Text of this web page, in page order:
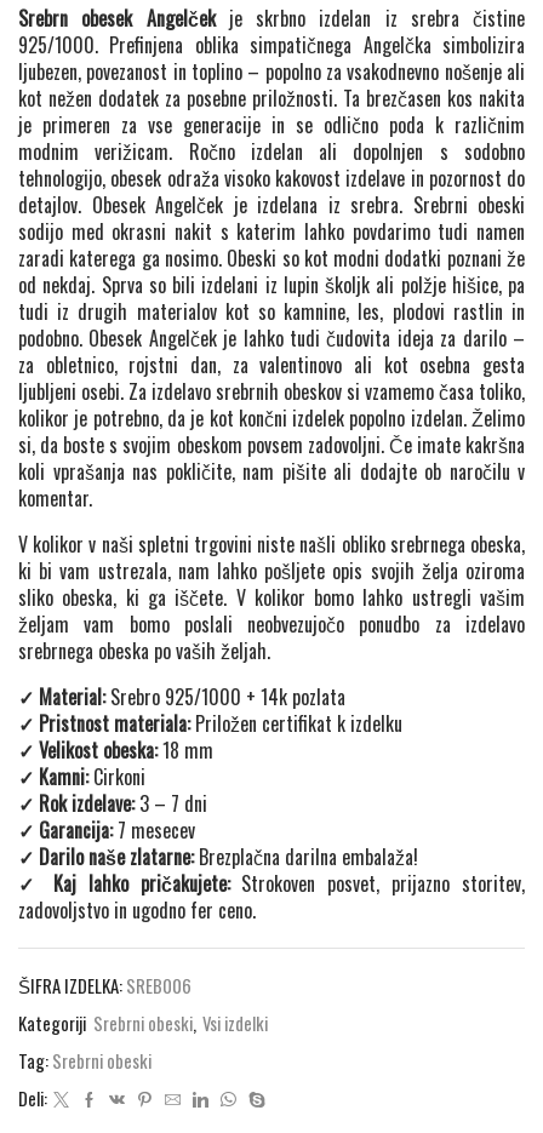
Srebrn obesek Angelčekje skrbno izdelan iz srebra čistine
925/1000. Prefinjena oblika simpatičnega Angelčka simbolizira
ljubezen, povezanost in toplino – popolno za vsakodnevno nošenje ali
kot nežen dodatek za posebne priložnosti. Ta brezčasen kos nakita
je primeren za vse generacije in se odlično poda k različnim
modnim verižicam. Ročno izdelan ali dopolnjen s sodobno
tehnologijo, obesek odraža visoko kakovost izdelave in pozornost do
detajlov. Obesek Angelček je izdelana iz srebra. Srebrni obeski
sodijo med okrasni nakit s katerim lahko povdarimo tudi namen
zaradi katerega ga nosimo. Obeski so kot modni dodatki poznani že
od nekdaj. Sprva so bili izdelani iz lupin školjk ali polžje hišice, pa
tudi iz drugih materialov kot so kamnine, les, plodovi rastlin in
podobno. Obesek Angelček je lahko tudi čudovita ideja za darilo –
za obletnico, rojstni dan, za valentinovo ali kot osebna gesta
ljubljeni osebi. Za izdelavo srebrnih obeskov si vzamemo časa toliko,
kolikor je potrebno, da je kot končni izdelek popolno izdelan. Želimo
si, da boste s svojim obeskom povsem zadovoljni. Če imate kakršna
koli vprašanja nas pokličite, nam pišite ali dodajte ob naročilu v
komentar.
V kolikor v naši spletni trgovini niste našli obliko srebrnega obeska,
ki bi vam ustrezala, nam lahko pošljete opis svojih želja oziroma
sliko obeska, ki ga iščete. V kolikor bomo lahko ustregli vašim
željam vam bomo poslali neobvezujočo ponudbo za izdelavo
srebrnega obeska po vaših željah.
✓ Material:Srebro 925/1000 + 14k pozlata
✓ Pristnost materiala:Priložen certifikat k izdelku
✓ Velikost obeska:18 mm
✓ Kamni:Cirkoni
✓ Rok izdelave:3 – 7 dni
✓ Garancija:7 mesecev
✓ Darilo naše zlatarne:Brezplačna darilna embalaža!
✓ Kaj lahko pričakujete: Strokoven posvet, prijazno storitev,
zadovoljstvo in ugodno fer ceno.
ŠIFRA IZDELKA:SREB006
Kategoriji Srebrni obeski, Vsi izdelki
Tag:Srebrni obeski
Deli: